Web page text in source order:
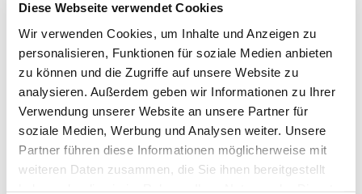
Diese Webseite verwendet Cookies
Wir verwenden Cookies, um Inhalte und Anzeigen zu
personalisieren, Funktionen für soziale Medien anbieten
zu können und die Zugriffe auf unsere Website zu
analysieren. Außerdem geben wir Informationen zu Ihrer
Verwendung unserer Website an unsere Partner für
soziale Medien, Werbung und Analysen weiter. Unsere
Partner führen diese Informationen möglicherweise mit
weiteren Daten zusammen, die Sie ihnen bereitgestellt
GALERIE